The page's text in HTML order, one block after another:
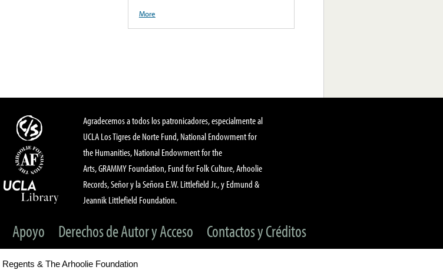
More
Agradecemos a todos los patronicadores, especialmente al
UCLA Los Tigres de Norte Fund, National Endowment for
the Humanities, National Endowment for the
Arts, GRAMMY Foundation, Fund for Folk Culture, Arhoolie
Records, Señor y la Señora E.W. Littlefield Jr., y Edmund &
Jeannik Littlefield Foundation.
Apoyo Derechos de Autor y Acceso Contactos y Créditos
& The Arhoolie Foundation